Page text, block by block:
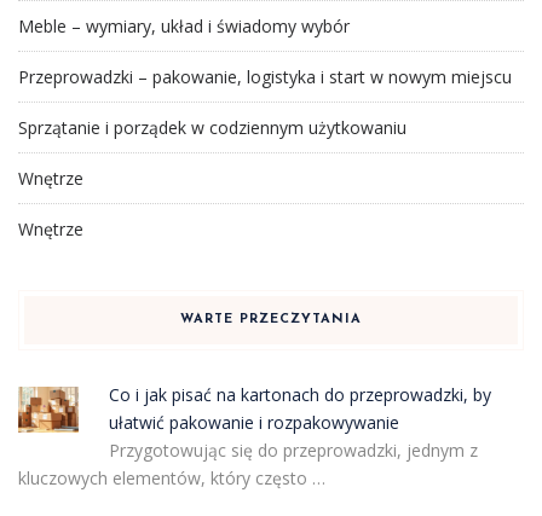
Meble – wymiary, układ i świadomy wybór
Przeprowadzki – pakowanie, logistyka i start w nowym miejscu
Sprzątanie i porządek w codziennym użytkowaniu
Wnętrze
Wnętrze
WARTE PRZECZYTANIA
Co i jak pisać na kartonach do przeprowadzki, by
ułatwić pakowanie i rozpakowywanie
Przygotowując się do przeprowadzki, jednym z
kluczowych elementów, który często …